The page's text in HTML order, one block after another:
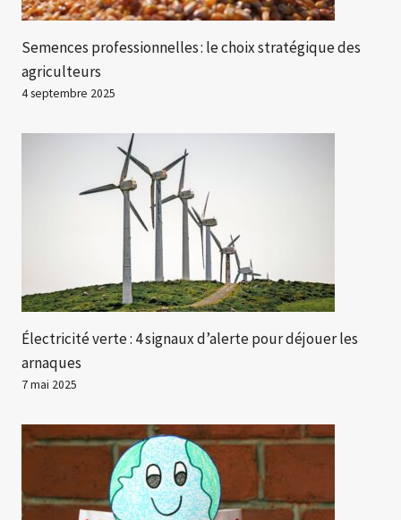
Semences professionnelles : le choix stratégique des
agriculteurs
4 septembre 2025
Électricité verte : 4 signaux d’alerte pour déjouer les
arnaques
7 mai 2025